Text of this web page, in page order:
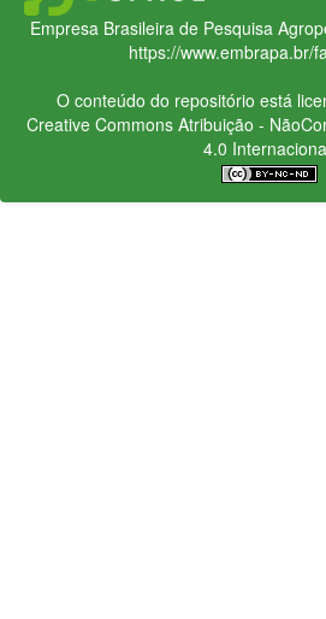
Empresa Brasileira de Pesquisa
https://www.embrapa.br/
O conteúdo do repositório está
Creative CommonsAtribuição -
4.0